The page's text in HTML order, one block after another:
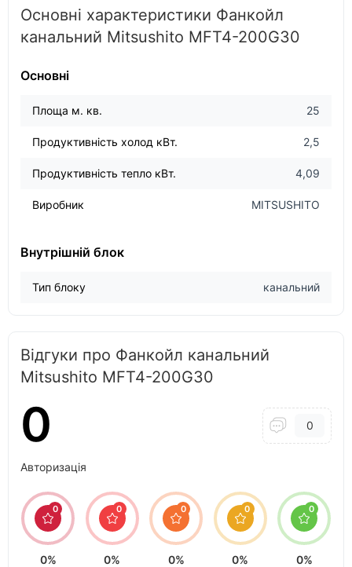
Основні характеристики Фанкойл
канальний Mitsushito MFT4-200G30
Основні
Площа м. кв. 25
Продуктивність холод кВт. 2,5
Продуктивність тепло кВт. 4,09
Виробник MITSUSHITO
Внутрішній блок
Тип блоку канальний
Відгуки про Фанкойл канальний
Mitsushito MFT4-200G30
0 0
Авторизація
0
0%
0
0%
0
0%
0
0%
0
0%